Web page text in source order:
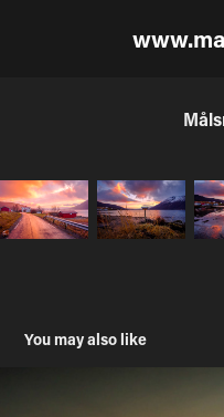
You may also like